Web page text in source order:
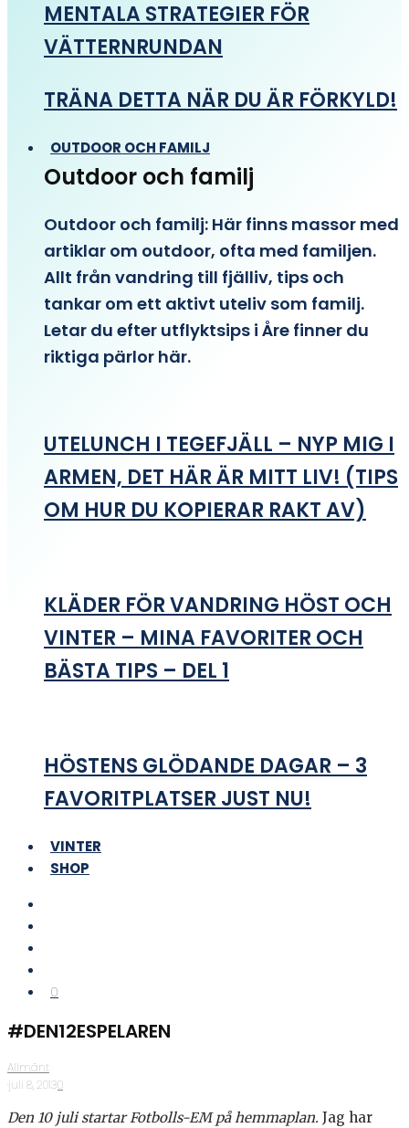
MENTALA STRATEGIER FÖR
VÄTTERNRUNDAN
TRÄNA DETTA NÄR DU ÄR FÖRKYLD!
OUTDOOR OCH FAMILJ
Outdoor och familj
Outdoor och familj: Här finns massor med
artiklar om outdoor, ofta med familjen.
Allt från vandring till fjälliv, tips och
tankar om ett aktivt uteliv som familj.
Letar du efter utflyktsips i Åre finner du
riktiga pärlor här.
UTELUNCH I TEGEFJÄLL – NYP MIG I
ARMEN, DET HÄR ÄR MITT LIV! (TIPS
OM HUR DU KOPIERAR RAKT AV)
KLÄDER FÖR VANDRING HÖST OCH
VINTER – MINA FAVORITER OCH
BÄSTA TIPS – DEL 1
HÖSTENS GLÖDANDE DAGAR – 3
FAVORITPLATSER JUST NU!
VINTER
SHOP
0
#DEN12ESPELAREN
Allmänt
·juli 8, 2013·0
Den 10 juli startar Fotbolls-EM på hemmaplan. Jag har